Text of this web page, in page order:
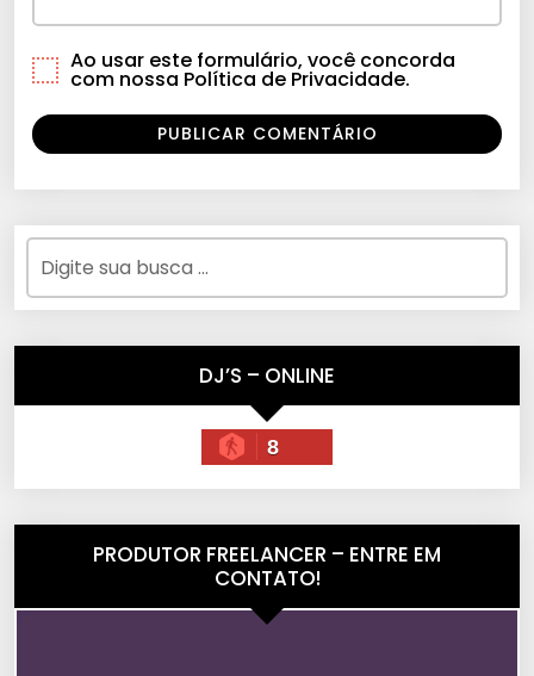
Ao usar este formulário, você concorda
com nossa Política de Privacidade.
DJ’S – ONLINE
8
PRODUTOR FREELANCER – ENTRE EM
CONTATO!